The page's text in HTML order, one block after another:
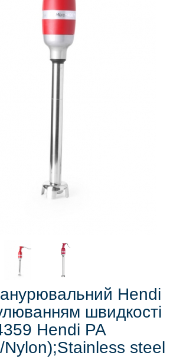
Hendi
швидкості
Hendi PA
steel